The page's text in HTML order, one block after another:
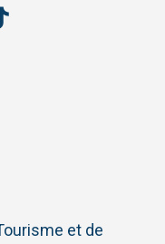
et de